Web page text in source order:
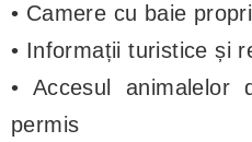
• Camere cu baie
• Informații turistice și
• Accesul animalelor
permis